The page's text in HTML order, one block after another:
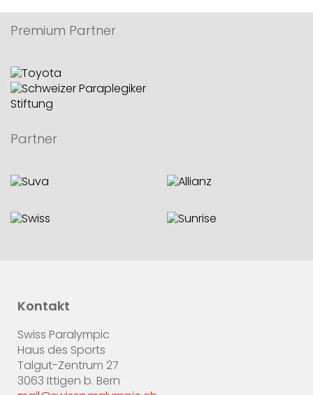
Premium Partner
Partner
Kontakt
Swiss Paralympic
Haus des Sports
Talgut-Zentrum 27
3063 Ittigen b. Bern